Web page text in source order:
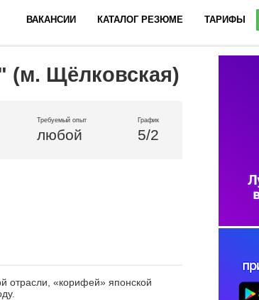
ВАКАНСИИ КАТАЛОГ РЕЗЮМЕ ТАРИФЫ
(м. Щёлковская)
Требуемый опыт
любой
График
5/2
отрасли, «корифей» японской